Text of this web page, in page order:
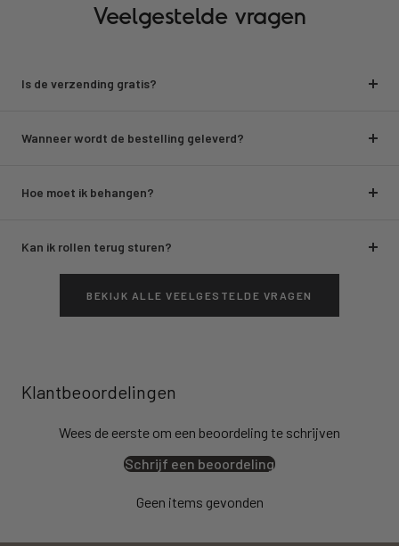
Veelgestelde vragen
Is de verzending gratis?
Wanneer wordt de bestelling geleverd?
Hoe moet ik behangen?
Kan ik rollen terug sturen?
BEKIJK ALLE VEELGESTELDE VRAGEN
Klantbeoordelingen
Wees de eerste om een beoordeling te schrijven
Schrijf een beoordeling
Geen items gevonden